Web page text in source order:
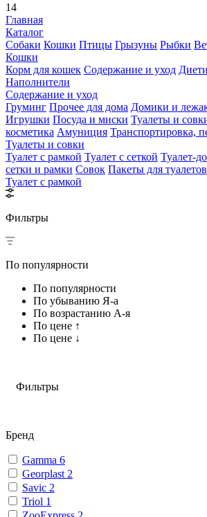
14
Главная
Каталог
Собаки Кошки Птицы Грызуны Рыбки
Кошки
Корм для кошек Содержание и уход
Наполнители
Содержание и уход
Груминг Прочее для дома Домики и
Игрушки Посуда и миски Туалеты и
косметика Амуниция Транспортировка,
Туалеты и совки
Туалет с рамкой Туалет с сеткой Туалет-
сетки и рамки Совок Пакеты для туалетов
Туалет с рамкой
Фильтры
По популярности
По популярности
По убыванию Я-а
По возрастанию А-я
По цене ↑
По цене ↓
Фильтры
Бренд
Gamma 6
Georplast 2
Savic 2
Triol 1